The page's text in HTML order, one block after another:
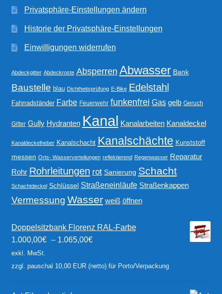
Privatsphäre-Einstellungen ändern
Historie der Privatsphäre-Einstellungen
Einwilligungen widerrufen
Abdeckgitter Abdeckroste Absperren Abwasser Bank
Baustelle blau Dichtheitsprüfung E-Bike Edelstahl
Fahrradständer Farbe Feuerwehr funkenfrei Gas gelb Geruch
Gitter Gully Hydranten Kanal Kanalarbeiten Kanaldeckel
Kanaldeckelheber Kanalschacht Kanalschächte Kunststoff
messen Orts- Wasserverteilungen reflektierend Regenwasser Reparatur
Rohr Rohrleitungen rot Sanierung Schacht
Schachtdeckel Schlüssel Straßeneinläufe Straßenkappen
Vermessung Wasser weiß öffnen
Doppelsitzbank Florenz RAL-Farbe
1.000,00€ – 1.065,00€
exkl. MwSt.
zzgl. pauschal 10,00 EUR (netto) für Porto/Verpackung